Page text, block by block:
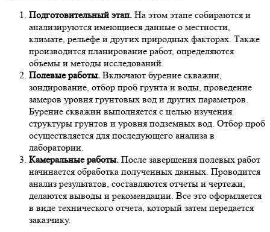
Подготовительный этап. На этом этапе собираются и
анализируются имеющиеся данные о местности,
климате, рельефе и других природных факторах. Также
производится планирование работ, определяются
объемы и методы исследований.
Полевые работы. Включают бурение скважин,
зондирование, отбор проб грунта и воды, проведение
замеров уровня грунтовых вод и других параметров.
Бурение скважин выполняется с целью изучения
структуры грунтов и уровня подземных вод. Отбор проб
осуществляется для последующего анализа в
лаборатории.
Камеральные работы. После завершения полевых работ
начинается обработка полученных данных. Проводится
анализ результатов, составляются отчеты и чертежи,
делаются выводы и рекомендации. Все это оформляется
в виде технического отчета, который затем передается
заказчику.